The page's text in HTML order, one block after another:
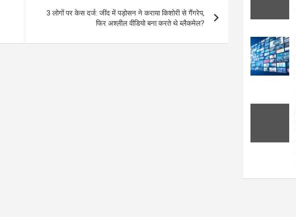
3 लोगों पर केस दर्ज: जींद में पड़ोसन ने कराया किशोरी से गैंगरेप,
फिर अश्लील वीडियो बना करते थे ब्लैकमेल?